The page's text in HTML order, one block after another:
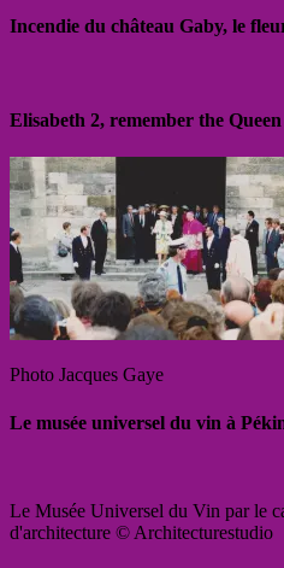
Incendie du château Gaby, le
Elisabeth 2, remember the
Photo Jacques Gaye
Le musée universel du vin à
Le Musée Universel du Vin par le
d'architecture © Architecturestudio